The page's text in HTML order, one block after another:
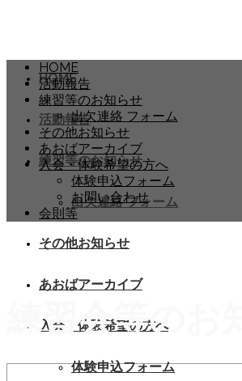
HOME
活動報告
練習等のお知らせ
出欠連絡 フォーム
その他お知らせ
あおばアーカイブ
入会・体験希望の方へ
体験申込フォーム
HOME
活動報告
練習等のお知らせ
出欠連絡 フォーム
その他お知らせ
あおばアーカイブ
入会・体験希望の方へ
体験申込フォーム
お問い合わせ
会則等
練習会等のお